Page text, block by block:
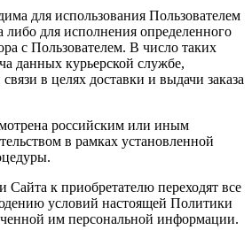
для использования Пользователем
либо для исполнения определенного
с Пользователем. В число таких
данных курьерской службе,
в целях доставки и выдачи заказа
российским или иным
в рамках установленной
Сайта к приобретателю переходят все
условий настоящей Политики
им персональной информации.